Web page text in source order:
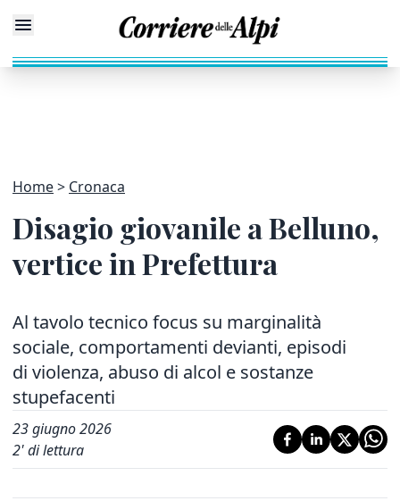
Home Cronaca
Disagio giovanile a Belluno,
vertice in Prefettura
Al tavolo tecnico focus su marginalità
sociale, comportamenti devianti, episodi
di violenza, abuso di alcol e sostanze
stupefacenti
23 giugno 2026
2' di lettura